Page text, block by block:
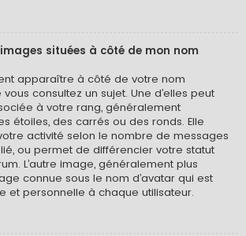
situées à côté de mon nom
apparaître à côté de votre nom
vous consultez un sujet. Une d’elles peut
à votre rang, généralement
étoiles, des carrés ou des ronds. Elle
activité selon le nombre de messages
ou permet de différencier votre statut
L’autre image, généralement plus
connue sous le nom d’avatar qui est
et personnelle à chaque utilisateur.